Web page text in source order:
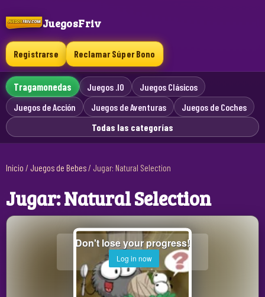
JuegosFriv
Registrarse Reclamar Súper Bono
Tragamonedas Juegos .IO
Juegos Clásicos
Juegos de Acción
Juegos de Aventuras
Juegos de Coches
Todas las categorías
Inicio / Juegos de Bebes/ Jugar: Natural Selection
Jugar: Natural Selection